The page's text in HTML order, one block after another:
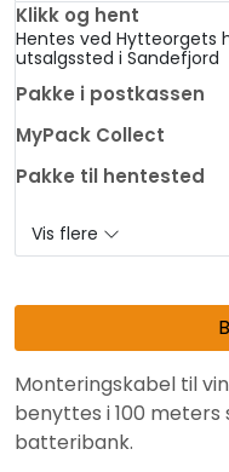
Klikk og hent
Hentes ved Hytteorgets
utsalgssted i Sandefjord
Pakke i postkassen
MyPack Collect
Pakke til hentested
Vis flere
Monteringskabel til
benyttes i 100
batteribank.